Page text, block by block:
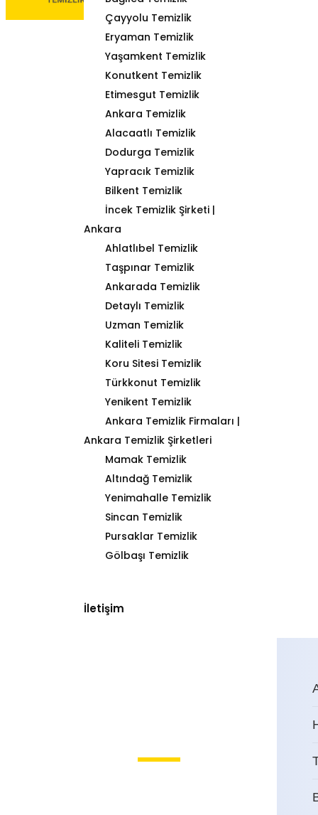
Çayyolu Temizlik
Eryaman Temizlik
Yaşamkent Temizlik
Konutkent Temizlik
Etimesgut Temizlik
Ankara Temizlik
Alacaatlı Temizlik
Dodurga Temizlik
Yapracık Temizlik
Bilkent Temizlik
İncek Temizlik Şirketi |
Ankara
Ahlatlıbel Temizlik
Taşpınar Temizlik
Ankarada Temizlik
Detaylı Temizlik
Uzman Temizlik
Kaliteli Temizlik
Koru Sitesi Temizlik
Türkkonut Temizlik
Yenikent Temizlik
Ankara Temizlik Firmaları |
Ankara Temizlik Şirketleri
Mamak Temizlik
Altındağ Temizlik
Yenimahalle Temizlik
Sincan Temizlik
Pursaklar Temizlik
Gölbaşı Temizlik
İletişim